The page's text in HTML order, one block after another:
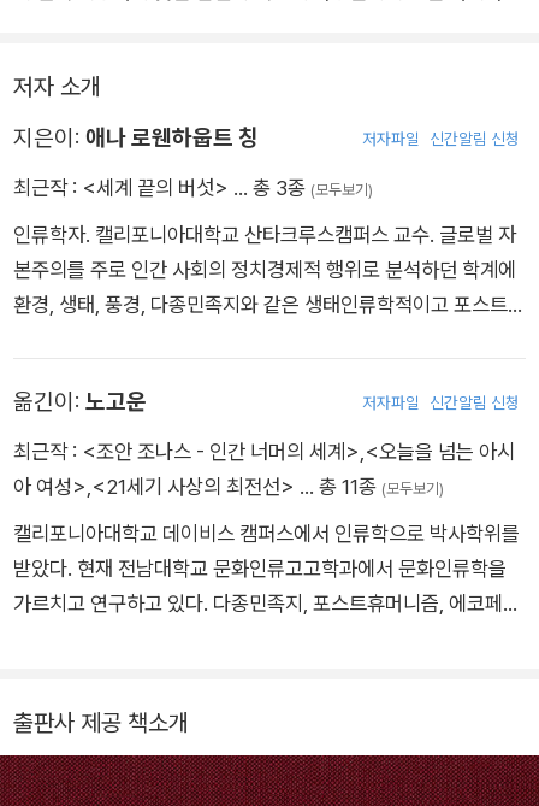
저자 소개
지은이: 애나 로웬하웁트 칭 저자파일 신간알림 신청
최근작 : <세계 끝의 버섯> … 총 3종 (모두보기)
인류학자. 캘리포니아대학교 산타크루스캠퍼스 교수. 글로벌 자
본주의를 주로 인간 사회의 정치경제적 행위로 분석하던 학계에
환경, 생태, 풍경, 다종민족지와 같은 생태인류학적이고 포스트휴
상을, 『마찰: 글로벌 연결에 관한 민족지』로 2005년에 미국민족
지학회가 수여하는 시니어북 상을 수상했다. 2007년부터 ‘마쓰
타케 월드 리서치 그룹’을 조직해 송이버섯의 다종적 결합 및 송
구하고 있다. 2013년부터 5년간 덴마크국립연구재단에서 후원
하는 오르후스대학교 닐스 보어 교수직을 수여받았고, 동 대학의
세계적인 인류세연구센터 소장으로 인문과학, 사회과학, 자연과
옮긴이: 노고운 저자파일 신간알림 신청
최근작 : <조안 조나스 - 인간 너머의 세계> <오늘을 넘는 아시
아 여성> <21세기 사상의 최전선> … 총 11종 (모두보기)
캘리포니아대학교 데이비스 캠퍼스에서 인류학으로 박사학위를
받았다. 현재 전남대학교 문화인류고고학과에서 문화인류학을
가르치고 연구하고 있다. 다종민족지, 포스트휴머니즘, 에코페미
서로 『세계 끝의 버섯』 『비판적 에코페미니즘』(공역)이 있다.
출판사 제공 책소개